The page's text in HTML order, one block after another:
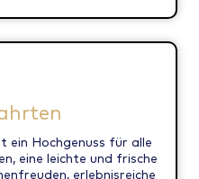
ein Hochgenuss für alle
eine leichte und frische
erlebnisreiche